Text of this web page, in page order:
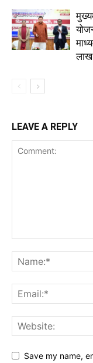
LEAVE A REPLY
Save my name,